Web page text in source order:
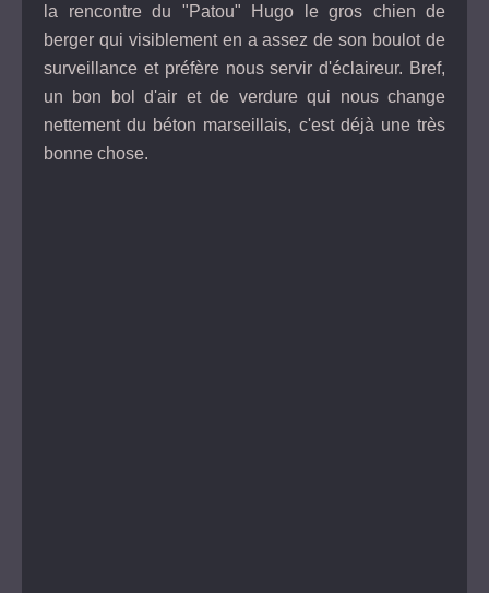
la rencontre du "Patou" Hugo le gros chien de
berger qui visiblement en a assez de son boulot de
surveillance et préfère nous servir d'éclaireur. Bref,
un bon bol d'air et de verdure qui nous change
nettement du béton marseillais, c'est déjà une très
bonne chose.